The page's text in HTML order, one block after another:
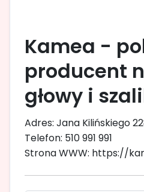
Kamea -
producent
głowy i
Adres: Jana Kilińskiego
Telefon: 510 991 991
Strona WWW: https://